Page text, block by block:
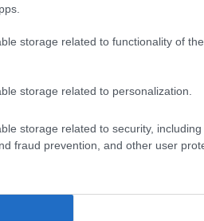
storage related to functionality of
storage related to personalization.
storage related to security, including
fraud prevention, and other user